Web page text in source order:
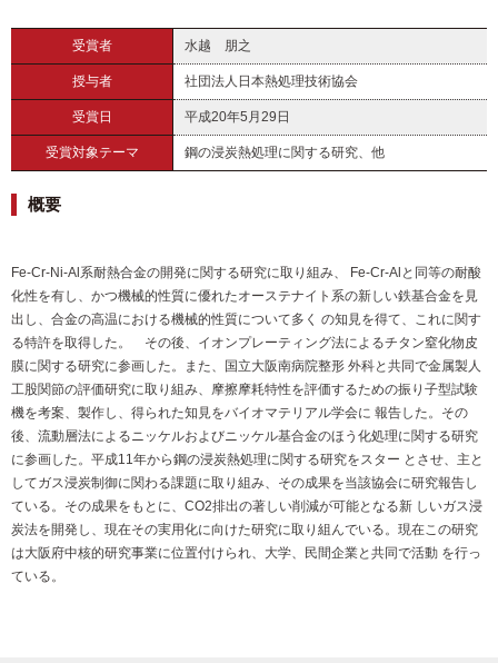
受賞者 水越 朋之
授与者 社団法人日本熱処理技術協会
受賞日 平成20年5月29日
受賞対象テーマ 鋼の浸炭熱処理に関する研究、他
概要
Fe-Cr-Ni-Al系耐熱合金の開発に関する研究に取り組み、 Fe-Cr-Alと同等の耐酸
化性を有し、かつ機械的性質に優れたオーステナイト系の新しい鉄基合金を見
出し、合金の高温における機械的性質について多く の知見を得て、これに関す
る特許を取得した。 その後、イオンプレーティング法によるチタン窒化物皮
膜に関する研究に参画した。また、国立大阪南病院整形 外科と共同で金属製人
工股関節の評価研究に取り組み、摩擦摩耗特性を評価するための振り子型試験
機を考案、製作し、得られた知見をバイオマテリアル学会に 報告した。その
後、流動層法によるニッケルおよびニッケル基合金のほう化処理に関する研究
に参画した。平成11年から鋼の浸炭熱処理に関する研究をスター とさせ、主と
してガス浸炭制御に関わる課題に取り組み、その成果を当該協会に研究報告し
ている。その成果をもとに、CO2排出の著しい削減が可能となる新 しいガス浸
炭法を開発し、現在その実用化に向けた研究に取り組んでいる。現在この研究
は大阪府中核的研究事業に位置付けられ、大学、民間企業と共同で活動 を行っ
ている。